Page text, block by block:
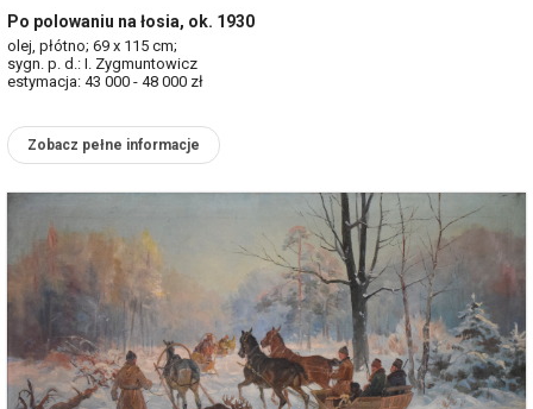
Po polowaniu na łosia, ok. 1930
olej, płótno; 69 x 115 cm;
sygn. p. d.: I. Zygmuntowicz
estymacja: 43 000 - 48 000 zł
Zobacz pełne informacje